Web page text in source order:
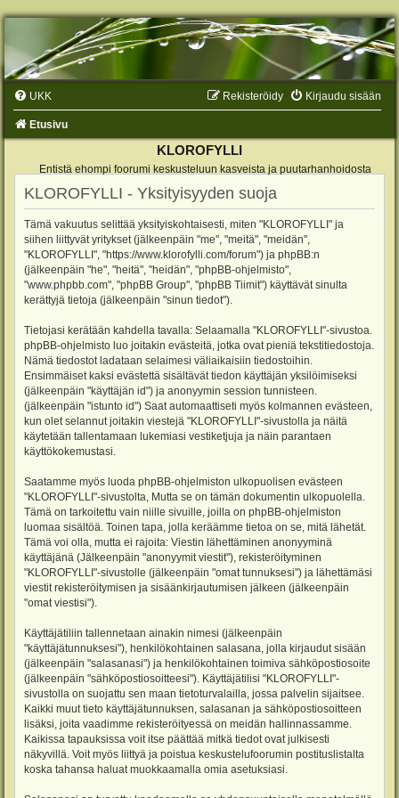
UKK Kirjaudu sisään
Rekisteröidy
Etusivu
KLOROFYLLI
Entistä ehompi foorumi keskusteluun kasveista ja puutarhanhoidosta
KLOROFYLLI - Yksityisyyden suoja
Tämä vakuutus selittää yksityiskohtaisesti, miten "KLOROFYLLI" ja
siihen liittyvät yritykset (jälkeenpäin "me", "meitä", "meidän",
"KLOROFYLLI", "https://www.klorofylli.com/forum") ja phpBB:n
(jälkeenpäin "he", "heitä", "heidän", "phpBB-ohjelmisto",
"www.phpbb.com", "phpBB Group", "phpBB Tiimit") käyttävät sinulta
kerättyjä tietoja (jälkeenpäin "sinun tiedot").
Tietojasi kerätään kahdella tavalla: Selaamalla "KLOROFYLLI"-sivustoa.
phpBB-ohjelmisto luo joitakin evästeitä, jotka ovat pieniä tekstitiedostoja.
Nämä tiedostot ladataan selaimesi väliaikaisiin tiedostoihin.
Ensimmäiset kaksi evästettä sisältävät tiedon käyttäjän yksilöimiseksi
(jälkeenpäin "käyttäjän id") ja anonyymin session tunnisteen.
(jälkeenpäin "istunto id") Saat automaattiseti myös kolmannen evästeen,
kun olet selannut joitakin viestejä "KLOROFYLLI"-sivustolla ja näitä
käytetään tallentamaan lukemiasi vestiketjuja ja näin parantaen
käyttökokemustasi.
Saatamme myös luoda phpBB-ohjelmiston ulkopuolisen evästeen
"KLOROFYLLI"-sivustolta, Mutta se on tämän dokumentin ulkopuolella.
Tämä on tarkoitettu vain niille sivuille, joilla on phpBB-ohjelmiston
luomaa sisältöä. Toinen tapa, jolla keräämme tietoa on se, mitä lähetät.
Tämä voi olla, mutta ei rajoita: Viestin lähettäminen anonyyminä
käyttäjänä (Jälkeenpäin "anonyymit viestit"), rekisteröityminen
"KLOROFYLLI"-sivustolle (jälkeenpäin "omat tunnuksesi") ja lähettämäsi
viestit rekisteröitymisen ja sisäänkirjautumisen jälkeen (jälkeenpäin
"omat viestisi").
Käyttäjätiliin tallennetaan ainakin nimesi (jälkeenpäin
"käyttäjätunnuksesi"), henkilökohtainen salasana, jolla kirjaudut sisään
(jälkeenpäin "salasanasi") ja henkilökohtainen toimiva sähköpostiosoite
(jälkeenpäin "sähköpostiosoitteesi"). Käyttäjätilisi "KLOROFYLLI"-
sivustolla on suojattu sen maan tietoturvalailla, jossa palvelin sijaitsee.
Kaikki muut tieto käyttäjätunnuksen, salasanan ja sähköpostiosoitteen
lisäksi, joita vaadimme rekisteröityessä on meidän hallinnassamme.
Kaikissa tapauksissa voit itse päättää mitkä tiedot ovat julkisesti
näkyvillä. Voit myös liittyä ja poistua keskustelufoorumin postituslistalta
koska tahansa haluat muokkaamalla omia asetuksiasi.